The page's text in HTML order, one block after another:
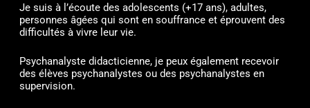
Je suis à l’écoute des adolescents (+17 ans), adultes,
personnes âgées qui sont en souffrance et éprouvent des
difficultés à vivre leur vie.
Psychanalyste didacticienne, je peux également recevoir
des élèves psychanalystes ou des psychanalystes en
supervision.